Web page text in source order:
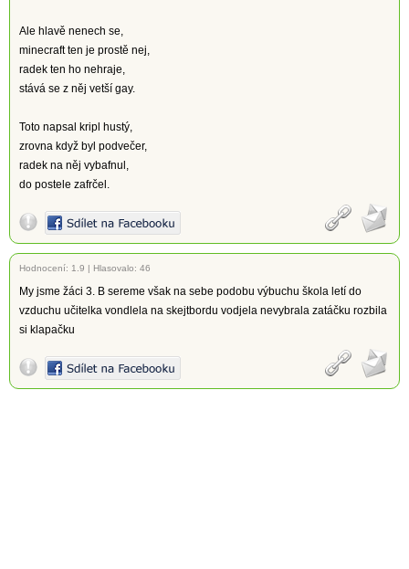
Ale hlavě nenech se,
minecraft ten je prostě nej,
radek ten ho nehraje,
stává se z něj vetší gay.
Toto napsal kripl hustý,
zrovna když byl podvečer,
radek na něj vybafnul,
do postele zafrčel.
Hodnocení: 1.9 | Hlasovalo: 46
My jsme žáci 3. B sereme však na sebe podobu výbuchu škola letí do
vzduchu učitelka vondlela na skejtbordu vodjela nevybrala zatáčku rozbila
si klapačku